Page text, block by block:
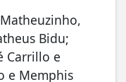
Bidu;
Carrillo e
e Memphis